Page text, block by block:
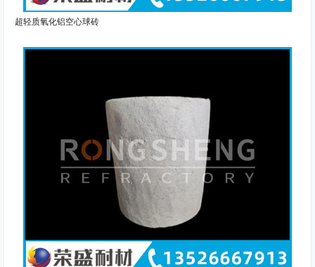
超轻质氧化铝空心球砖